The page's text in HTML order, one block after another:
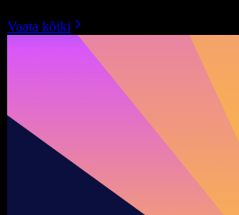
Vaata kõiki